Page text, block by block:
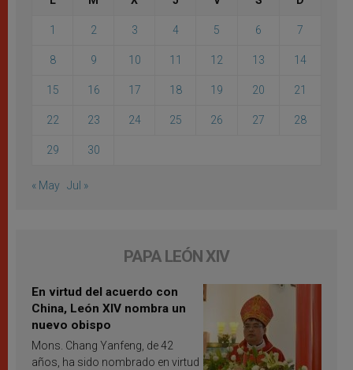
1 2 3 4 5 6 7
8 9 10 11 12 13 14
15 16 17 18 19 20 21
22 23 24 25 26 27 28
29 30
« May Jul »
PAPA LEÓN XIV
En virtud del acuerdo con
China, León XIV nombra un
nuevo obispo
Mons. Chang Yanfeng, de 42
años, ha sido nombrado en virtud